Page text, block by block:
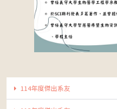
114年度傑出系友